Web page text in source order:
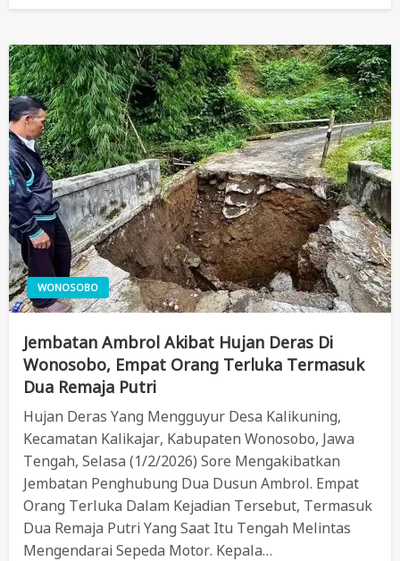
WONOSOBO
Jembatan Ambrol Akibat Hujan Deras Di
Wonosobo, Empat Orang Terluka Termasuk
Dua Remaja Putri
Hujan Deras Yang Mengguyur Desa Kalikuning,
Kecamatan Kalikajar, Kabupaten Wonosobo, Jawa
Tengah, Selasa (1/2/2026) Sore Mengakibatkan
Jembatan Penghubung Dua Dusun Ambrol. Empat
Orang Terluka Dalam Kejadian Tersebut, Termasuk
Dua Remaja Putri Yang Saat Itu Tengah Melintas
Mengendarai Sepeda Motor. Kepala…